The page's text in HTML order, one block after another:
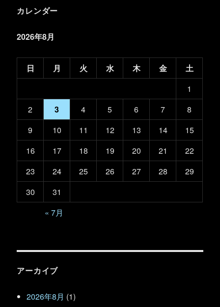
カレンダー
2026年8月
日 月 火 水 木 金
土
1
2
3 4 5 6 7
8
9
10 11 12 13 14
15
16
17 18 19 20 21
22
23
24 25 26 27 28
29
30
31
« 7月
アーカイブ
2026年8月 (1)